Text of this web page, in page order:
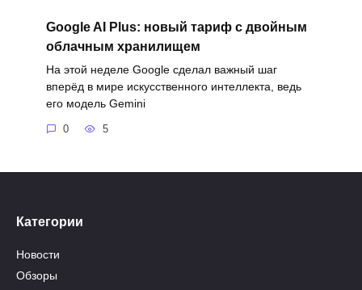
Google AI Plus: новый тариф с двойным
облачным хранилищем
На этой неделе Google сделал важный шаг
вперёд в мире искусственного интеллекта, ведь
его модель Gemini
0 5
Категории
Новости
Обзоры